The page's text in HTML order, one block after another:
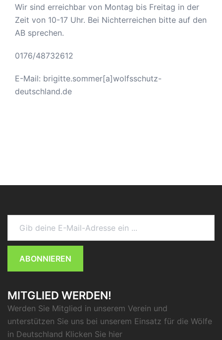
Wir sind erreichbar von Montag bis Freitag in der
Zeit von 10-17 Uhr. Bei Nichterreichen bitte auf den
AB sprechen.
0176/48732612
E-Mail: brigitte.sommer[a]wolfsschutz-
deutschland.de
Gib deine E-Mail-Adresse ein ...
ABONNIEREN
MITGLIED WERDEN!
Werden Sie Mitglied in unserem Verein und
unterstützen Sie uns bei unserem Einsatz für die Wölfe
in Deutschland Klicken Sie hier